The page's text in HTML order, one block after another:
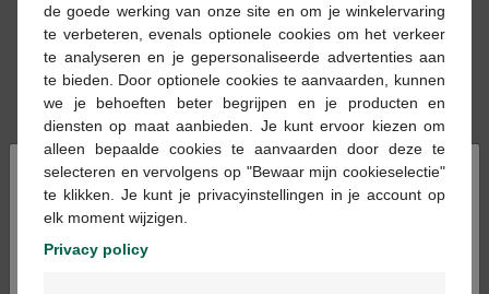
Commander
×
de goede werking van onze site en om je winkelervaring
te verbeteren, evenals optionele cookies om het verkeer
te analyseren en je gepersonaliseerde advertenties aan
te bieden. Door optionele cookies te aanvaarden, kunnen
we je behoeften beter begrijpen en je producten en
diensten op maat aanbieden. Je kunt ervoor kiezen om
alleen bepaalde cookies te aanvaarden door deze te
selecteren en vervolgens op "Bewaar mijn cookieselectie"
te klikken. Je kunt je privacyinstellingen in je account op
elk moment wijzigen.
Privacy policy